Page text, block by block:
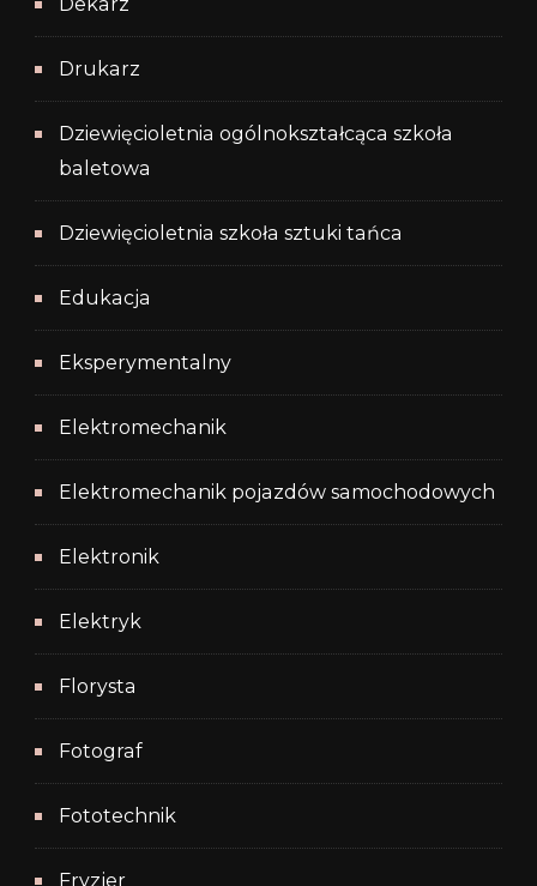
Drukarz
Dziewięcioletnia ogólnokształcąca szkoła
baletowa
Dziewięcioletnia szkoła sztuki tańca
Edukacja
Eksperymentalny
Elektromechanik
Elektromechanik pojazdów samochodowych
Elektronik
Elektryk
Florysta
Fotograf
Fototechnik
Fryzjer